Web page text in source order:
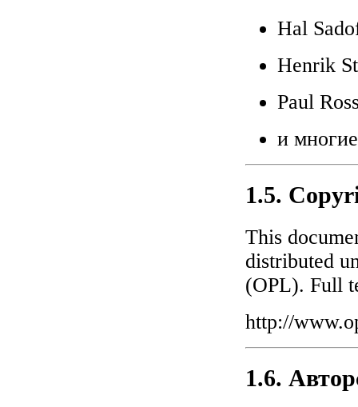
Hal
Henrik
Paul
и
1.5.
This
distributed
(OPL). Full
http://
1.6.